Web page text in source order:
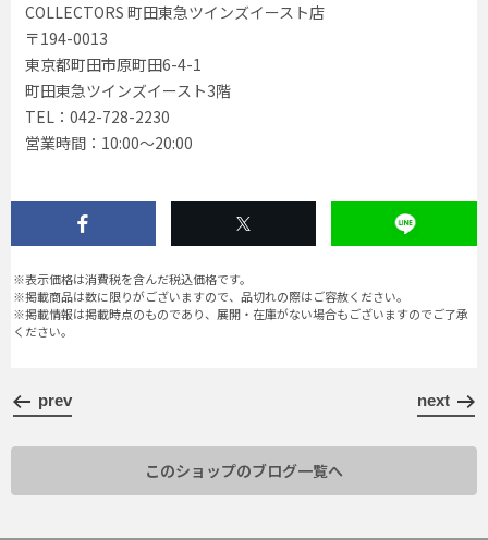
COLLECTORS 町田東急ツインズイースト店
〒194-0013
東京都町田市原町田6-4-1
町田東急ツインズイースト3階
TEL：042-728-2230
営業時間：10:00〜20:00
※表示価格は消費税を含んだ税込価格です。
※掲載商品は数に限りがございますので、品切れの際はご容赦ください。
※掲載情報は掲載時点のものであり、展開・在庫がない場合もございますのでご了承
ください。
prev next
このショップのブログ一覧へ